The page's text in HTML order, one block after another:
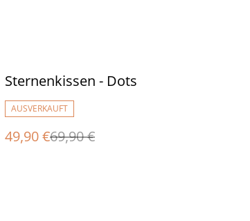
%
Sternenkissen - Dots
AUSVERKAUFT
49,90 €69,90 €